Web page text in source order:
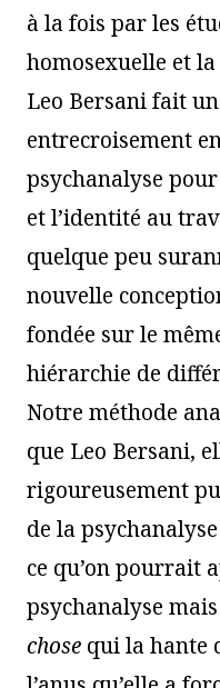
à la fois par les
homosexuelle et
Leo Bersani fait
entrecroisement
psychanalyse
et l’identité au
quelque peu
nouvelle
fondée sur le
hiérarchie de
Notre méthode
que Leo Bersani,
rigoureusement
de la
ce qu’on pourrait
psychanalyse
chose qui la hante